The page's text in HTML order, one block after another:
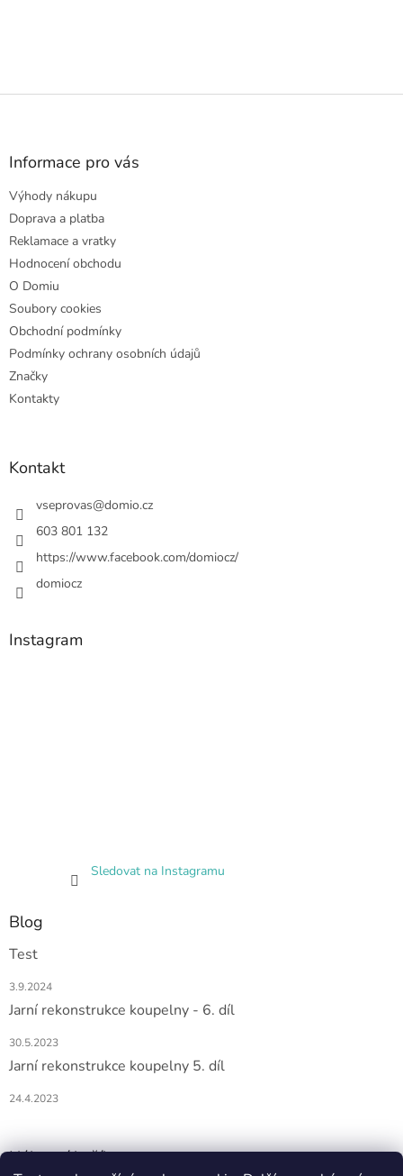
Z
Informace pro vás
Výhody nákupu
Doprava a platba
Reklamace a vratky
Hodnocení obchodu
O Domiu
Soubory cookies
Obchodní podmínky
Podmínky ochrany osobních údajů
Značky
Kontakty
Kontakt
vseprovas@domio.cz
603 801 132
https://www.facebook.com/domiocz/
domiocz
Instagram
Sledovat na Instagramu
Blog
Test
3.9.2024
Jarní rekonstrukce koupelny - 6. díl
30.5.2023
Jarní rekonstrukce koupelny 5. díl
24.4.2023
Nákupní košík